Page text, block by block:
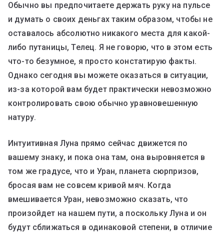
Обычно вы предпочитаете держать руку на пульсе
и думать о своих деньгах таким образом, чтобы не
оставалось абсолютно никакого места для какой-
либо путаницы, Телец. Я не говорю, что в этом есть
что-то безумное, я просто констатирую факты.
Однако сегодня вы можете оказаться в ситуации,
из-за которой вам будет практически невозможно
контролировать свою обычно уравновешенную
натуру.
Интуитивная Луна прямо сейчас движется по
вашему знаку, и пока она там, она выровняется в
том же градусе, что и Уран, планета сюрпризов,
бросая вам не совсем кривой мяч. Когда
вмешивается Уран, невозможно сказать, что
произойдет на нашем пути, а поскольку Луна и он
будут сближаться в одинаковой степени, в отличие